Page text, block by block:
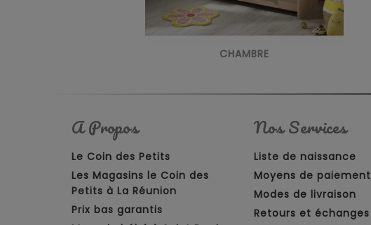
CHAMBRE
A Propos
Le Coin des Petits
Les Magasins le Coin des
Petits à La Réunion
Prix bas garantis
Nos Services
Liste de naissance
Moyens de paiement
Modes de livraison
Retours et échanges